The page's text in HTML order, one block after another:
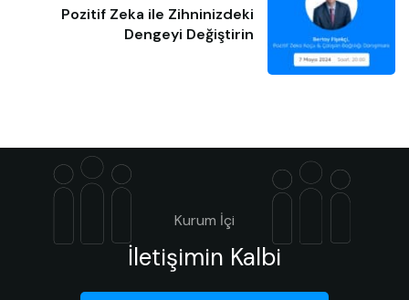
Pozitif Zeka ile Zihninizdeki
Dengeyi Değiştirin
Kurum İçi
İletişimin Kalbi